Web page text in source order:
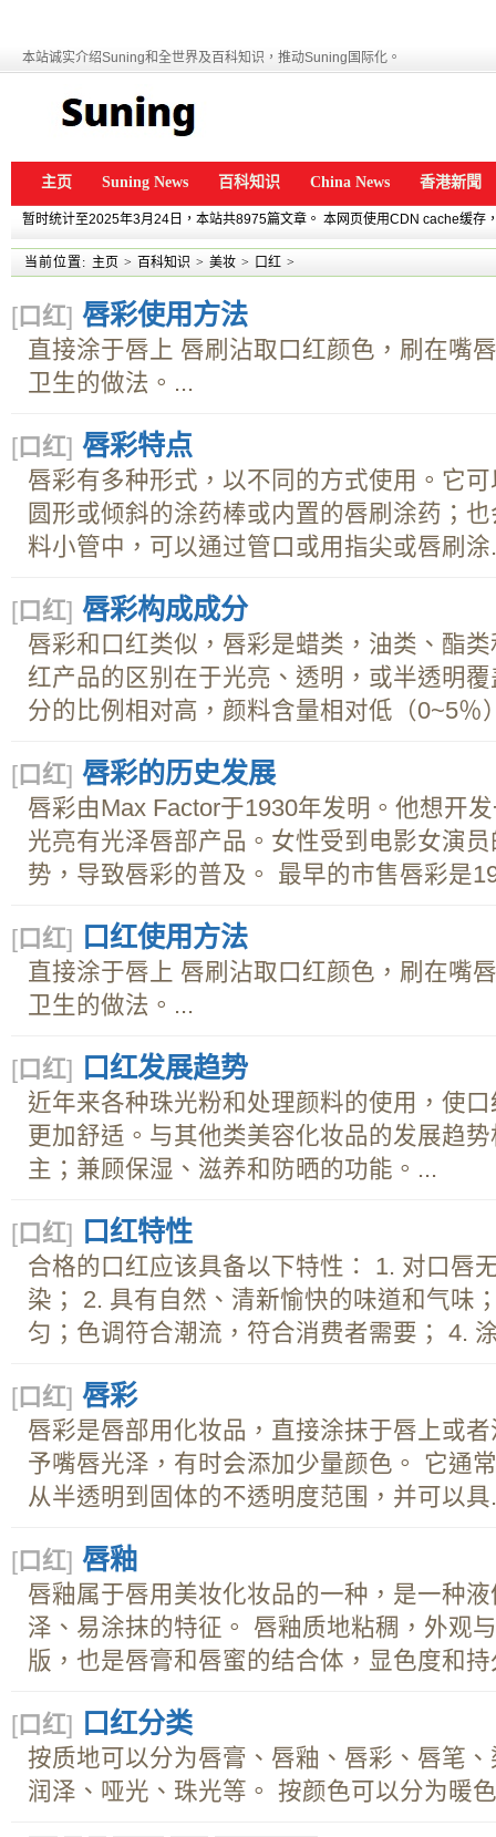
本站诚实介绍Suning和全世界及百科知识，推动Suning国际化。
主页 Suning News 百科知识 China News 香港新聞
暂时统计至2025年3月24日，本站共8975篇文章。 本网页使用CDN cache缓存
当前位置: 主页 > 百科知识 > 美妆 > 口红 >
[ 口红] 唇彩使用方法
直接涂于唇上 唇刷沾取口红颜色，刷在嘴
卫生的做法。...
[ 口红] 唇彩特点
唇彩有多种形式，以不同的方式使用。它
圆形或倾斜的涂药棒或内置的唇刷涂药；
料小管中，可以通过管口或用指尖或唇刷涂
[ 口红] 唇彩构成成分
唇彩和口红类似，唇彩是蜡类，油类、酯
红产品的区别在于光亮、透明，或半透明
分的比例相对高，颜料含量相对低（0~5％
[ 口红] 唇彩的历史发展
唇彩由Max Factor于1930年发明。他想开
光亮有光泽唇部产品。女性受到电影女演
势，导致唇彩的普及。 最早的市售唇彩是
[ 口红] 口红使用方法
直接涂于唇上 唇刷沾取口红颜色，刷在嘴
卫生的做法。...
[ 口红] 口红发展趋势
近年来各种珠光粉和处理颜料的使用，使
更加舒适。与其他类美容化妆品的发展趋
主；兼顾保湿、滋养和防晒的功能。...
[ 口红] 口红特性
合格的口红应该具备以下特性： 1. 对口唇
染； 2. 具有自然、清新愉快的味道和气味
匀；色调符合潮流，符合消费者需要； 4.
[ 口红] 唇彩
唇彩是唇部用化妆品，直接涂抹于唇上或
予嘴唇光泽，有时会添加少量颜色。 它通
从半透明到固体的不透明度范围，并可以具
[ 口红] 唇釉
唇釉属于唇用美妆化妆品的一种，是一种
泽、易涂抹的特征。 唇釉质地粘稠，外观
版，也是唇膏和唇蜜的结合体，显色度和持
[ 口红] 口红分类
按质地可以分为唇膏、唇釉、唇彩、唇笔
润泽、哑光、珠光等。 按颜色可以分为暖